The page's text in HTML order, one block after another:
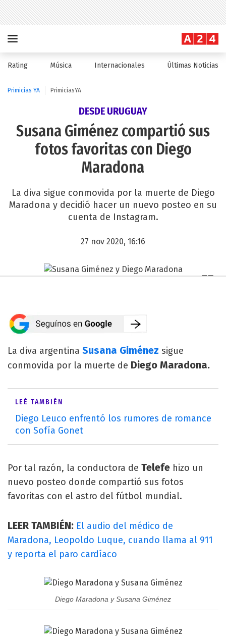
Rating Música Internacionales Últimas Noticias
Primicias YA PrimiciasYA
DESDE URUGUAY
Susana Giménez compartió sus
fotos favoritas con Diego
Maradona
La diva sigue conmovida por la muerte de Diego
Maradona y decidió hacer un nuevo posteo en su
cuenta de Instagram.
27 nov 2020, 16:16
La diva argentina Susana Giménez sigue
conmovida por la muerte de Diego Maradona.
LEÉ TAMBIÉN
Diego Leuco enfrentó los rumores de romance
con Sofía Gonet
Por tal razón, la conductora de Telefe hizo un
nuevo posteo donde compartió sus fotos
favoritas con el astro del fútbol mundial.
LEER TAMBIÉN: El audio del médico de
Maradona, Leopoldo Luque, cuando llama al 911
y reporta el paro cardíaco
Diego Maradona y Susana Giménez